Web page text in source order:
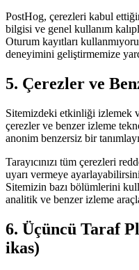
PostHog, çerezleri kabul
bilgisi ve genel kullanım
Oturum kayıtları
deneyimini geliştirmemize
5. Çerezler ve
Sitemizdeki etkinliği izlemek
çerezler ve benzer izleme
anonim benzersiz bir
Tarayıcınızı tüm çerezleri
uyarı vermeye
Sitemizin bazı bölümlerini
analitik ve benzer izleme
6. Üçüncü Taraf
ikas)